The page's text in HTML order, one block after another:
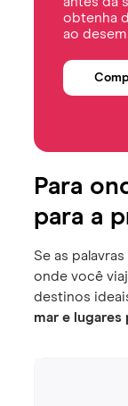
obtenha
ao
Para
para a
Se as
onde você
destinos
mar e lugares